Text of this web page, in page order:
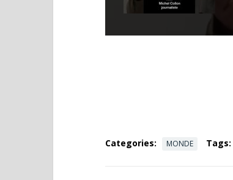
Categories: MONDE Tags: